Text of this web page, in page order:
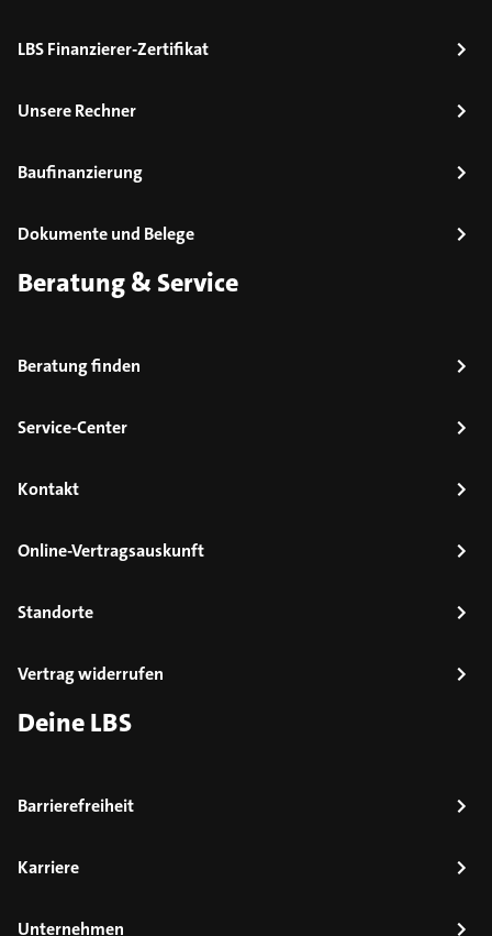
LBS Finanzierer-Zertifikat
Unsere Rechner
Baufinanzierung
Dokumente und Belege
Beratung & Service
Beratung finden
Service-Center
Kontakt
Online-Vertragsauskunft
Standorte
Vertrag widerrufen
Deine LBS
Barrierefreiheit
Karriere
Unternehmen